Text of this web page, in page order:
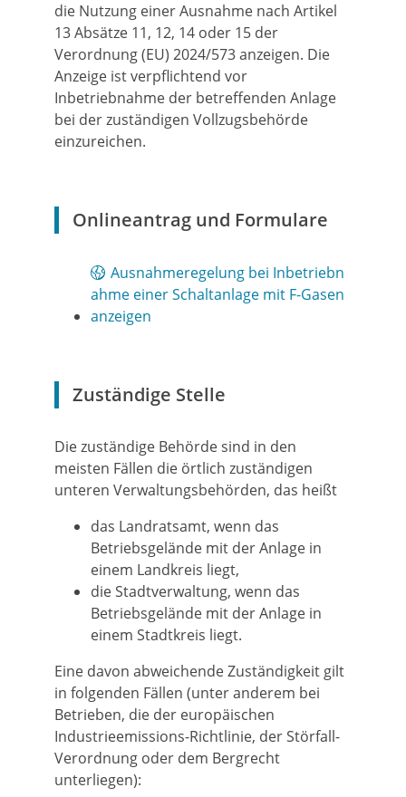
die Nutzung einer Ausnahme nach Artikel
13 Absätze 11, 12, 14 oder 15 der
Verordnung (EU) 2024/573 anzeigen. Die
Anzeige ist verpflichtend vor
Inbetriebnahme der betreffenden Anlage
bei der zuständigen Vollzugsbehörde
einzureichen.
Onlineantrag und Formulare
Ausnahmeregelung bei Inbetriebn
ahme einer Schaltanlage mit F-Gasen
anzeigen
Zuständige Stelle
Die zuständige Behörde sind in den
meisten Fällen die örtlich zuständigen
unteren Verwaltungsbehörden, das heißt
das Landratsamt, wenn das
Betriebsgelände mit der Anlage in
einem Landkreis liegt,
die Stadtverwaltung, wenn das
Betriebsgelände mit der Anlage in
einem Stadtkreis liegt.
Eine davon abweichende Zuständigkeit gilt
in folgenden Fällen (unter anderem bei
Betrieben, die der europäischen
Industrieemissions-Richtlinie, der Störfall-
Verordnung oder dem Bergrecht
unterliegen):